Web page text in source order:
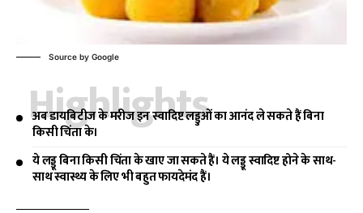
Source by Google
Highlights
अब डायबिटीज के मरीज इन स्वादिष्ट लड्डुओं का आनंद ले सकते हैं बिना
किसी चिंता के।
ये लड्डू बिना किसी चिंता के खाए जा सकते हैं। ये लड्डू स्वादिष्ट होने के साथ-
साथ स्वास्थ्य के लिए भी बहुत फायदेमंद हैं।